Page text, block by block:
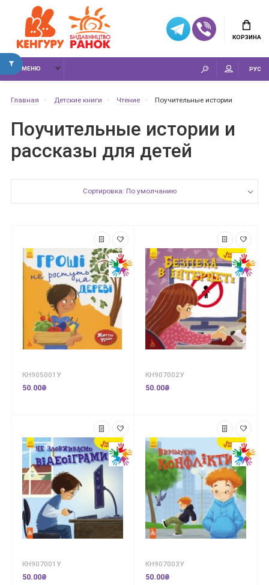
КОРЗИНА
МЕНЮ РУС
Главная Детские книги Чтение Поучительные истории
Поучительные истории и
рассказы для детей
Сортировка: По умолчанию
КН905001У
50.00₴
КН907002У
50.00₴
КН907001У
50.00₴
КН907003У
50.00₴